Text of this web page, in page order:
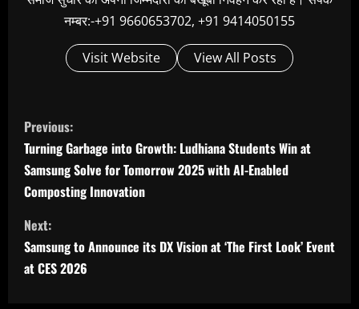
नम्बर:-+91 9660653702, +91 9414050155
Visit Website View All Posts
C
o
n
t
i
n
u
Previous:
Turning Garbage into Growth: Ludhiana Students Win at
Samsung Solve for Tomorrow 2025 with AI-Enabled
Composting Innovation
Next:
Samsung to Announce its DX Vision at ‘The First Look’ Event
at CES 2026